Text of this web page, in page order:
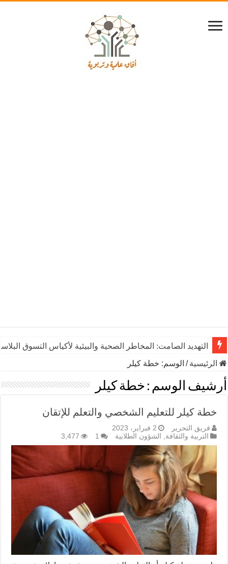
التهديد الصامت: المخاطر الصحية والبيئية لأكياس التسوق
الرئيسية/ الوسم: خطة كيلر
أرشيف الوسم : خطة كيلر
خطة كيلر للتعليم الشخصي والتعلم للإتقان
فريق التحرير
2 فبراير، 2023
التربية والثقافة, الشؤون الطلابية 1
3,477